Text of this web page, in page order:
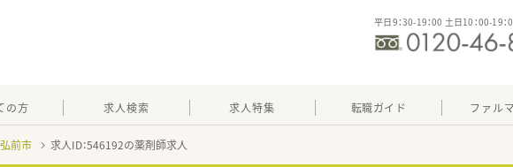
平日9：30-19：00 土日10：00-19：
の方 求人検索 求人特集 転職ガイド ファル
弘前市 求人ID：546192の薬剤師求人